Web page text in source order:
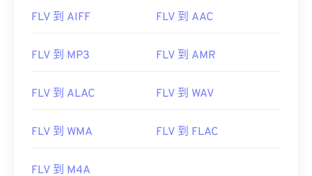
00 00 00
00 00 00
FLV 到 AIFF FLV 到 AAC
FLV 到 MP3 FLV 到 AMR
FLV 到 ALAC FLV 到 WAV
FLV 到 WMA FLV 到 FLAC
FLV 到 M4A